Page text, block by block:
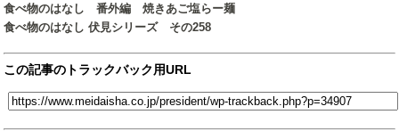
食べ物のはなし 番外編 焼きあご塩らー麺
食べ物のはなし 伏見シリーズ その258
この記事のトラックバック用URL